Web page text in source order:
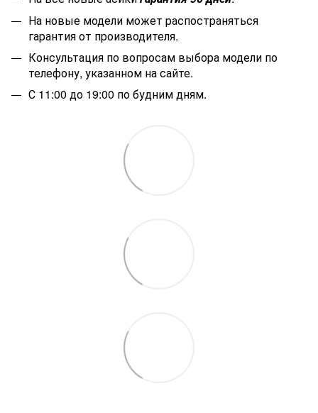
На новые модели может распостраняться
гарантия от производителя.
Консультация по вопросам выбора модели по
телефону, указанном на сайте.
С 11:00 до 19:00 по будним дням.